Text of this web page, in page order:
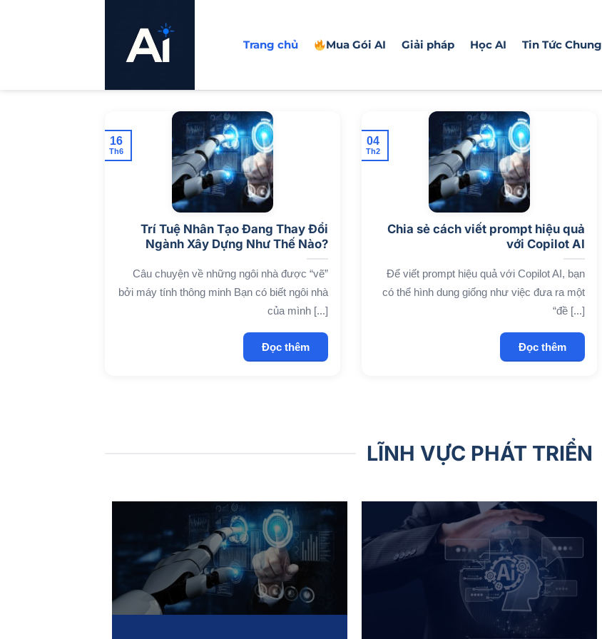
Trang chủ Mua Gói AI Giải pháp Học AI Tin Tức Chung
Trí Tuệ Nhân Tạo Đang Thay Đổi
Ngành Xây Dựng Như Thế Nào?
Câu chuyện về những ngôi nhà được “vẽ”
bởi máy tính thông minh Bạn có biết ngôi nhà
của mình [...]
Đọc thêm
16
Th6
Chia sẻ cách viết prompt hiệu quả
với Copilot AI
Để viết prompt hiệu quả với Copilot AI, bạn
có thể hình dung giống như việc đưa ra một
“đề [...]
Đọc thêm
04
Th2
LĨNH VỰC PHÁT TRIỂN